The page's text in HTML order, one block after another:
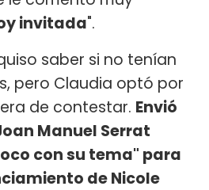
invitada".
saber si no tenían
pero Claudia optó por
de contestar. Envió
Manuel Serrat
con su tema" para
de Nicole